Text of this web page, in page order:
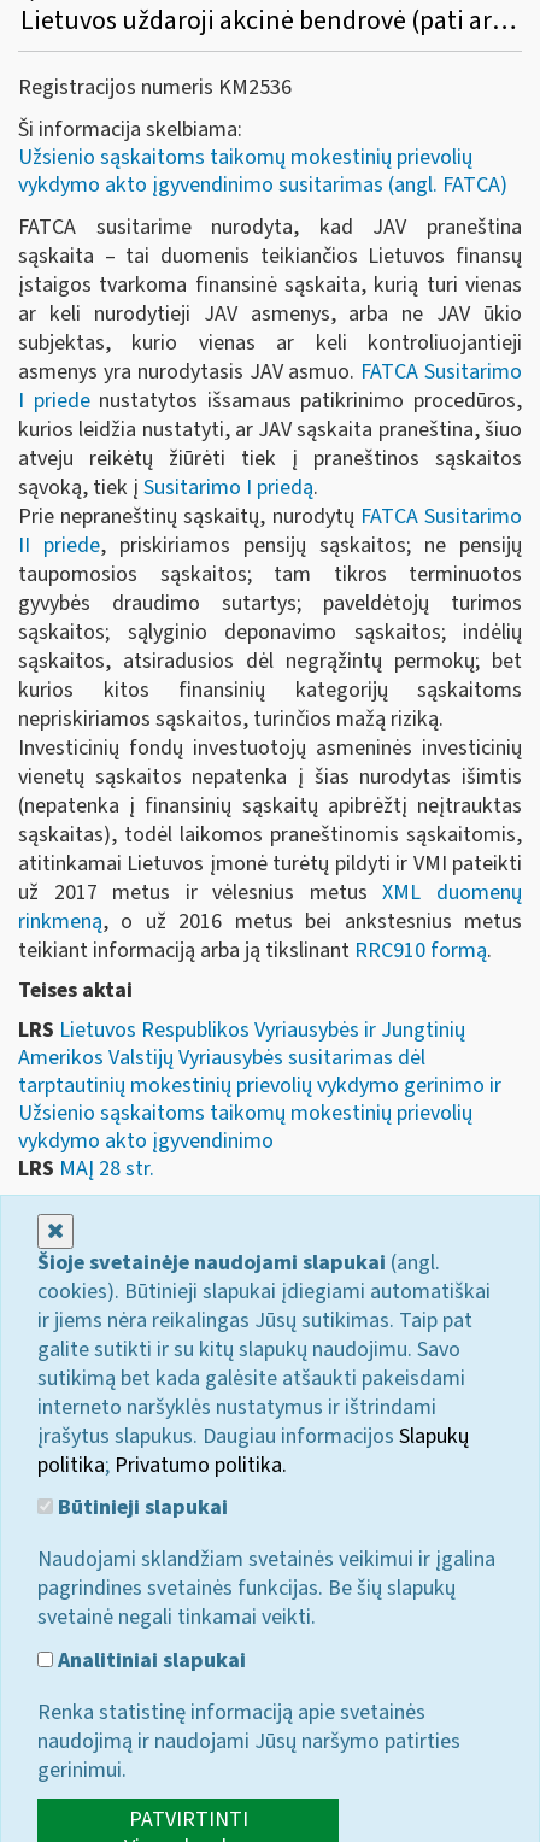
Lietuvos uždaroji akcinė bendrovė (pati arba per pasitelktus trečiuosius asmenis) atidaro ir tvarko investicinių fondų investuotojų asmenines vertybinių popierių (investicinių vienetų) sąskaitas, kuriose apskaitomi įsigyti investicinių fondų investiciniai vienetai. Ar tokios sąskaitos patenka į finansinės sąskaitos apibrėžtį ir laikomos praneštinomis sąskaitomis?
Registracijos numeris KM2536
Ši informacija skelbiama:
Užsienio sąskaitoms taikomų mokestinių prievolių
vykdymo akto įgyvendinimo susitarimas (angl. FATCA)
FATCA susitarime nurodyta, kad JAV praneština
sąskaita – tai duomenis teikiančios Lietuvos finansų
įstaigos tvarkoma finansinė sąskaita, kurią turi vienas
ar keli nurodytieji JAV asmenys, arba ne JAV ūkio
subjektas, kurio vienas ar keli kontroliuojantieji
asmenys yra nurodytasis JAV asmuo. FATCA Susitarimo
I priedenustatytos išsamaus patikrinimo procedūros,
kurios leidžia nustatyti, ar JAV sąskaita praneština, šiuo
atveju reikėtų žiūrėti tiek į praneštinos sąskaitos
sąvoką, tiek į Susitarimo I priedą.
Prie nepraneštinų sąskaitų, nurodytų FATCA Susitarimo
II priede, priskiriamos pensijų sąskaitos; ne pensijų
taupomosios sąskaitos; tam tikros terminuotos
gyvybės draudimo sutartys; paveldėtojų turimos
sąskaitos; sąlyginio deponavimo sąskaitos; indėlių
sąskaitos, atsiradusios dėl negrąžintų permokų; bet
kurios kitos finansinių kategorijų sąskaitoms
nepriskiriamos sąskaitos, turinčios mažą riziką.
Investicinių fondų investuotojų asmeninės investicinių
vienetų sąskaitos nepatenka į šias nurodytas išimtis
(nepatenka į finansinių sąskaitų apibrėžtį neįtrauktas
sąskaitas), todėl laikomos praneštinomis sąskaitomis,
atitinkamai Lietuvos įmonė turėtų pildyti ir VMI pateikti
už 2017 metus ir vėlesnius metusXML duomenų
rinkmeną, o už 2016 metus bei ankstesnius metus
teikiant informaciją arba ją tikslinant RRC910 formą.
Teises aktai
LRS Lietuvos Respublikos Vyriausybės ir Jungtinių
Amerikos Valstijų Vyriausybės susitarimas dėl
tarptautinių mokestinių prievolių vykdymo gerinimo ir
Užsienio sąskaitoms taikomų mokestinių prievolių
vykdymo akto įgyvendinimo
LRS MAĮ 28 str.
Šioje svetainėje naudojami slapukai (angl.
cookies). Būtinieji slapukai įdiegiami automatiškai
ir jiems nėra reikalingas Jūsų sutikimas. Taip pat
galite sutikti ir su kitų slapukų naudojimu. Savo
sutikimą bet kada galėsite atšaukti pakeisdami
interneto naršyklės nustatymus ir ištrindami
įrašytus slapukus. Daugiau informacijos Slapukų
politika; Privatumo politika.
Būtinieji slapukai
Naudojami sklandžiam svetainės veikimui ir įgalina
pagrindines svetainės funkcijas. Be šių slapukų
svetainė negali tinkamai veikti.
Analitiniai slapukai
Renka statistinę informaciją apie svetainės
naudojimą ir naudojami Jūsų naršymo patirties
gerinimui.
PATVIRTINTI